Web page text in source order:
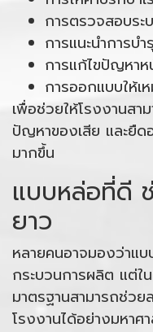
การตรวจสอบระ
การแนะนำการบ
การแก้ไขปัญหาห
การออกแบบให้เ
เพื่อช่วยให้โรงงานสา
ปัญหาของเสีย และยื
มากขึ้น
แบบหล่อที่ดี
ยาว
หลายคนอาจมองว่าแ
กระบวนการผลิต แต่ใ
มาตรฐานสามารถช่วย
โรงงานได้อย่างมหาศ